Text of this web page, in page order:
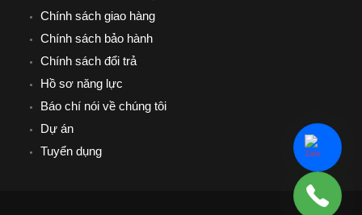
Chính sách giao hàng
Chính sách bảo hành
Chính sách đổi trả
Hồ sơ năng lực
Báo chí nói về chúng tôi
Dự án
Tuyển dụng